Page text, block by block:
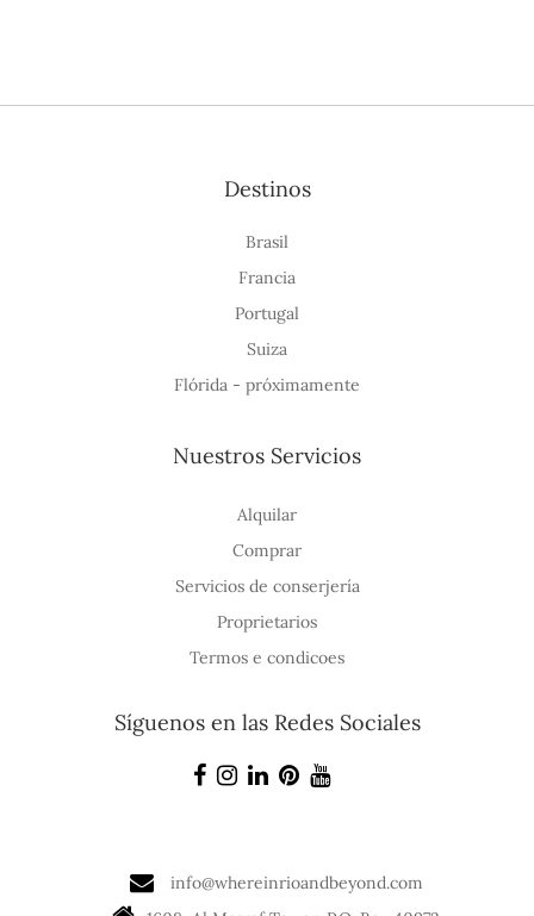
Destinos
Brasil
Francia
Portugal
Suiza
Flórida - próximamente
Nuestros Servicios
Alquilar
Comprar
Servicios de conserjería
Proprietarios
Termos e condicoes
Síguenos en las Redes Sociales
info@whereinrioandbeyond.com